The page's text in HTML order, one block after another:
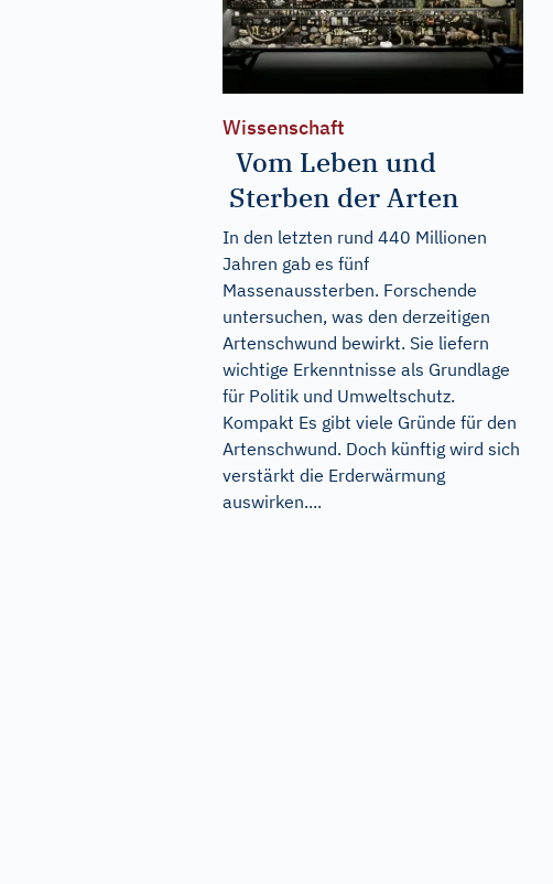
Wissenschaft
Vom Leben und
Sterben der Arten
In den letzten rund 440 Millionen
Jahren gab es fünf
Massenaussterben. Forschende
untersuchen, was den derzeitigen
Artenschwund bewirkt. Sie liefern
wichtige Erkenntnisse als Grundlage
für Politik und Umweltschutz.
Kompakt Es gibt viele Gründe für den
Artenschwund. Doch künftig wird sich
verstärkt die Erderwärmung
auswirken....